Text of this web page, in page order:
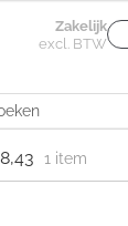
Zakelijk
excl. BTW
8,43 1 item